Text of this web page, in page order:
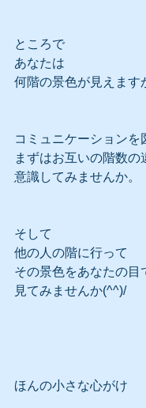
ところで
あなたは
何階の景色が見えます
コミュニケーションを
まずはお互いの階数の
意識してみませんか。
そして
他の人の階に行って
その景色をあなたの目
見てみませんか(^^)/
ほんの小さな心がけ